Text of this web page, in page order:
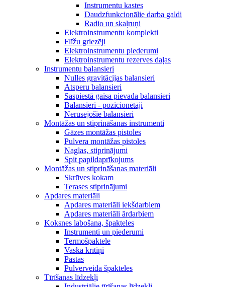
Instrumentu kastes
Daudzfunkcionālie darba galdi
Radio un skaļruņi
Elektroinstrumentu komplekti
Flīžu griezēji
Elektroinstrumentu piederumi
Elektroinstrumentu rezerves daļas
Instrumentu balansieri
Nulles gravitācijas balansieri
Atsperu balansieri
Saspiestā gaisa pievada balansieri
Balansieri - pozicionētāji
Nerūsējošie balansieri
Montāžas un stiprināšanas instrumenti
Gāzes montāžas pistoles
Pulvera montāžas pistoles
Naglas, stiprinājumi
Spit papildaprīkojums
Montāžas un stiprināšanas materiāli
Skrūves kokam
Terases stiprinājumi
Apdares materiāli
Apdares materiāli iekšdarbiem
Apdares materiāli ārdarbiem
Koksnes labošana, špakteles
Instrumenti un piederumi
Termošpaktele
Vaska krītiņi
Pastas
Pulverveida špakteles
Tīrīšanas līdzekļi